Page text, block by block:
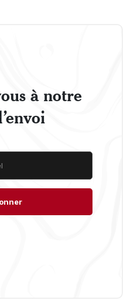
à notre